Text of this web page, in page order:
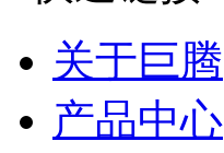
关于巨腾
产品中心